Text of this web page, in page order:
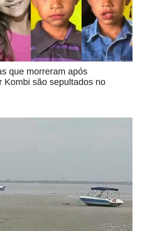
que morreram após
Kombi são sepultados no